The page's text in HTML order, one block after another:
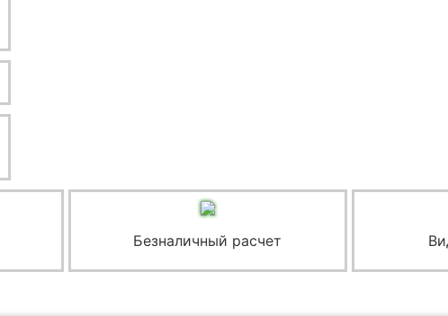
Безналичный расчет